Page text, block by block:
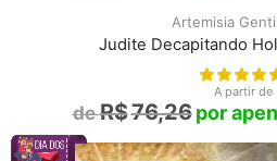
Artemisia
Judite Decapitando
A partir de
R$76,26